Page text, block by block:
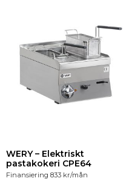
WERY – Elektriskt
pastakokeri CPE64
Finansiering 833 kr/mån